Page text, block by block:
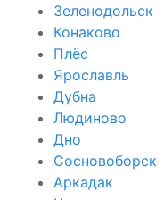
Зеленодольск
Конаково
Плёс
Ярославль
Дубна
Людиново
Дно
Сосновоборск
Аркадак